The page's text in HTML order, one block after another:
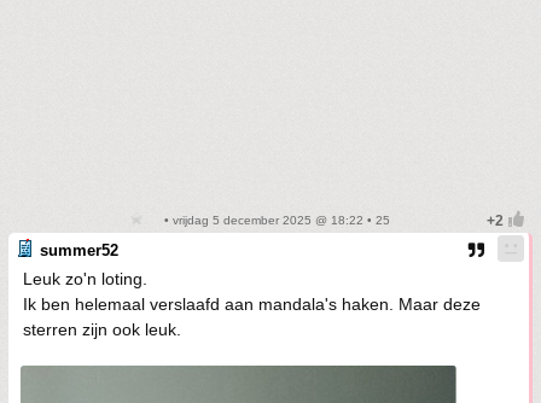
• vrijdag 5 december 2025 @ 18:22 • 25
summer52
Leuk zo'n loting.
Ik ben helemaal verslaafd aan mandala's haken. Maar deze
sterren zijn ook leuk.